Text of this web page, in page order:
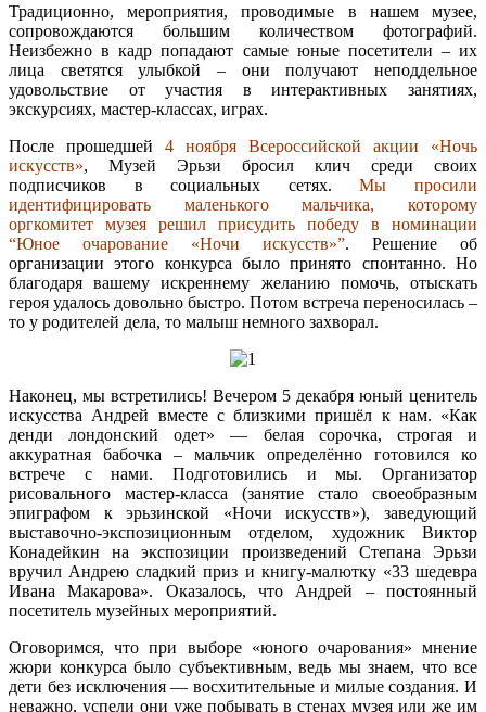
Традиционно, мероприятия, проводимые в нашем музее,
сопровождаются большим количеством фотографий.
Неизбежно в кадр попадают самые юные посетители – их
лица светятся улыбкой – они получают неподдельное
удовольствие от участия в интерактивных занятиях,
экскурсиях, мастер-классах, играх.
После прошедшей 4 ноября Всероссийской акции «Ночь
искусств», Музей Эрьзи бросил клич среди своих
подписчиков в социальных сетях.Мы просили
идентифицировать маленького мальчика, которому
оргкомитет музея решил присудить победу в номинации
“Юное очарование «Ночи искусств»”. Решение об
организации этого конкурса было принято спонтанно. Но
благодаря вашему искреннему желанию помочь, отыскать
героя удалось довольно быстро. Потом встреча переносилась –
то у родителей дела, то малыш немного захворал.
Наконец, мы встретились! Вечером 5 декабря юный ценитель
искусства Андрей вместе с близкими пришёл к нам. «Как
денди лондонский одет» — белая сорочка, строгая и
аккуратная бабочка – мальчик определённо готовился ко
встрече с нами. Подготовились и мы. Организатор
рисовального мастер-класса (занятие стало своеобразным
эпиграфом к эрьзинской «Ночи искусств»), заведующий
выставочно-экспозиционным отделом, художник Виктор
Конадейкин на экспозиции произведений Степана Эрьзи
вручил Андрею сладкий приз и книгу-малютку «33 шедевра
Ивана Макарова». Оказалось, что Андрей – постоянный
посетитель музейных мероприятий.
Оговоримся, что при выборе «юного очарования» мнение
жюри конкурса было субъективным, ведь мы знаем, что все
дети без исключения — восхитительные и милые создания. И
неважно, успели они уже побывать в стенах музея или же им